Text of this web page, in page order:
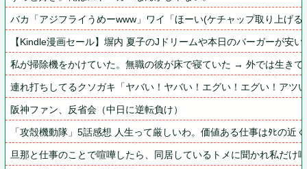
バカ「アジフライうめーwww」ワイ「ほーい(ケチャップ取り上げる
【Kindle漫画セール】塀内 夏子のJドリームや本日のバーガーが安
私が掃除機をかけていた。無職の彼が床で寝ていた → 外では生き
連れ打ちしてるクソガキ「ヤバい！ヤバい！エグい！エグい！アツ
阪神ファン、反省会（中日に逆転負け）
「攻殻機動隊」5話感想 人生って厳しいわ。価値ある仕事はﾀﾋの
旦那と仕事のことで喧嘩したら、同居しているトメに聞かれ私だけ